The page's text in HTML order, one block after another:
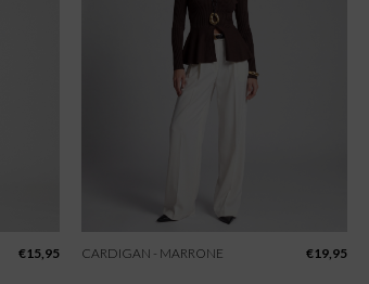
€15,95 CARDIGAN - MARRONE €19,95